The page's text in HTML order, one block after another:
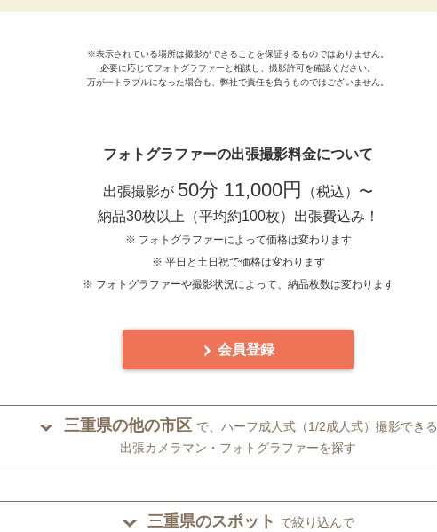
※表示されている場所は撮影ができることを保証するものではありません。
必要に応じてフォトグラファーと相談し、撮影許可を確認ください。
万が一トラブルになった場合も、弊社で責任を負うものではございません。
フォトグラファーの出張撮影料金について
出張撮影が 50分 11,000円
（税込）〜
納品30枚以上（平均約100枚）出張費込み！
※ フォトグラファーによって価格は変わります
※ 平日と土日祝で価格は変わります
※ フォトグラファーや撮影状況によって、納品枚数は変わります
会員登録
三重県の他の市区 で、ハーフ成人式（1/2成人式）撮影できる
出張カメラマン・フォトグラファーを探す
三重県のスポット で絞り込んで